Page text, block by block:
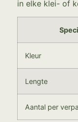
in elke klei- of
Kleur
Lengte
Aantal per